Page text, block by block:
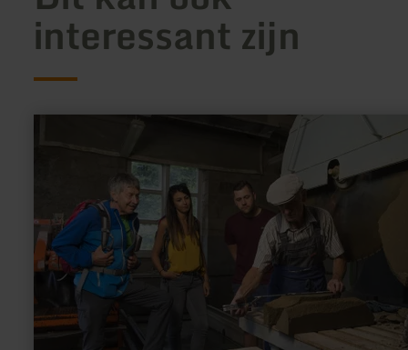
interessant zijn